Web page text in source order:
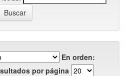
En orden:
por página